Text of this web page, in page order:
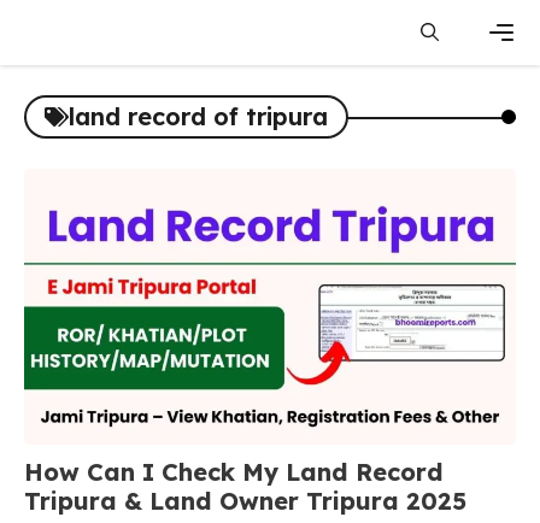
content
land record of tripura
How Can I Check My Land Record
Tripura & Land Owner Tripura 2025